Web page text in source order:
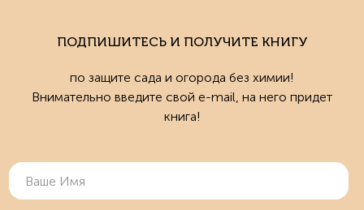
ПОДПИШИТЕСЬ И ПОЛУЧИТЕ КНИГУ
по защите сада и огорода без химии!
Внимательно введите свой e-mail, на него придет
книга!